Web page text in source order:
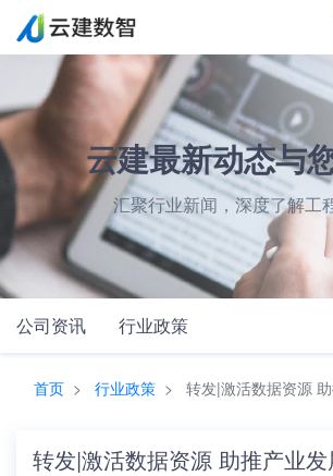
云建最新动态与
汇聚行业新闻，深度了解工
公司资讯 行业政策
首页 行业政策 转发|激活数据资源
转发|激活数据资源 助推产业发